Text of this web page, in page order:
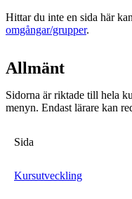
Hittar du inte en sida här
omgångar/grupper.
Allmänt
Sidorna är riktade till hela
menyn. Endast lärare kan
Sida
Kursutveckling